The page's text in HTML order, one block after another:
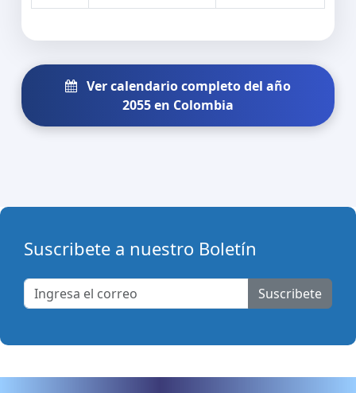
Ver calendario completo del año
2055 en Colombia
Suscribete a nuestro Boletín
Suscribete